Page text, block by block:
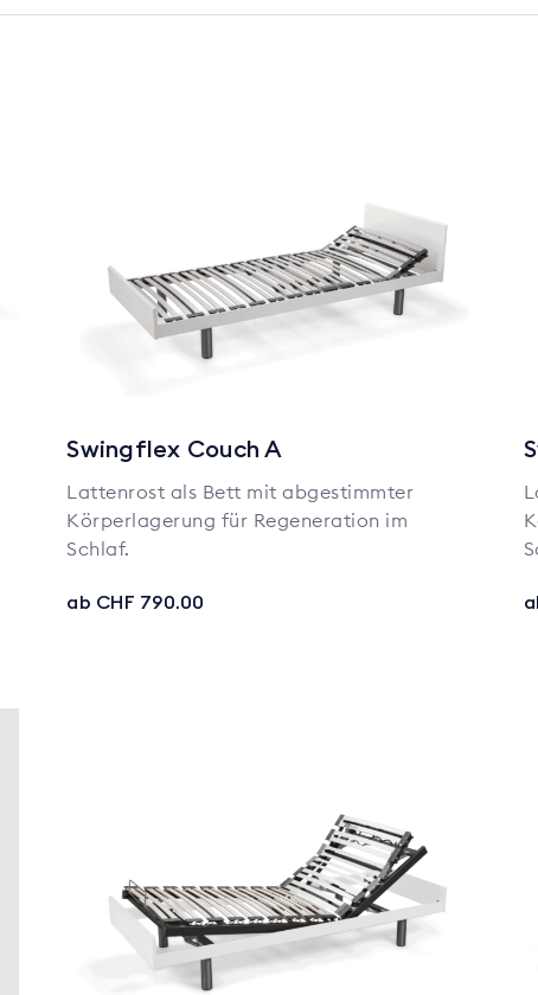
Swingflex Couch A
Lattenrost als Bett mit abgestimmter
Körperlagerung für Regeneration im
Schlaf.
ab CHF 790.00